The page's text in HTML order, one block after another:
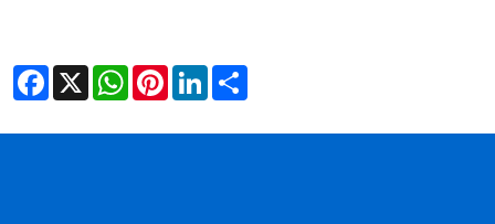
Facebook
X WhatsAppPinterestLinkedIn